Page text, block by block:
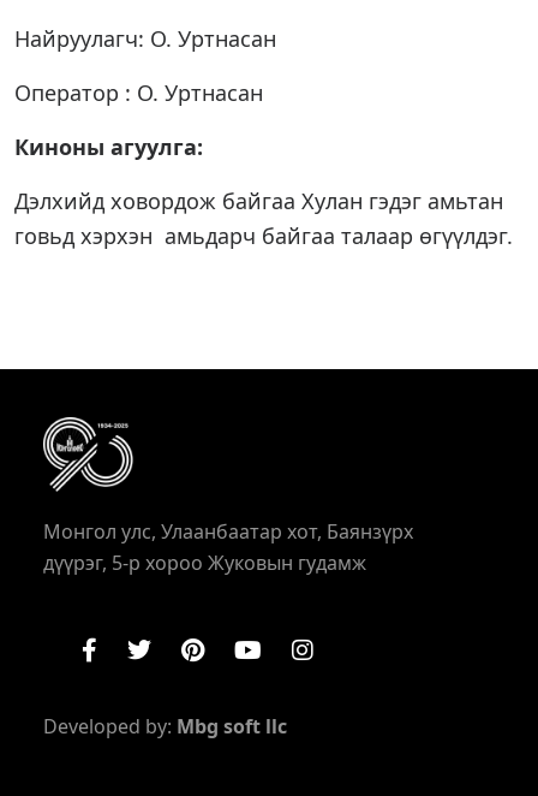
Найруулагч: О. Уртнасан
Оператор : О. Уртнасан
Киноны агуулга:
Дэлхийд ховордож байгаа Хулан гэдэг амьтан
говьд хэрхэн амьдарч байгаа талаар өгүүлдэг.
Монгол улс, Улаанбаатар хот, Баянзүрх
дүүрэг, 5-р хороо Жуковын гудамж
Developed by: Mbg soft llc